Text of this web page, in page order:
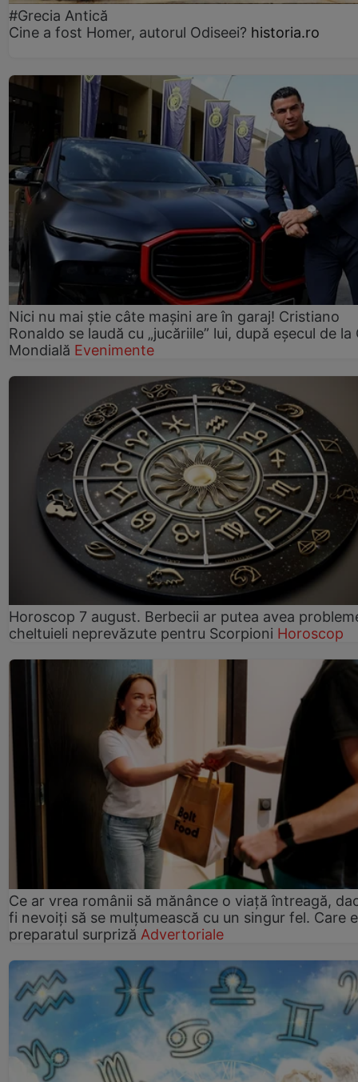
#Grecia Antică
Cine a fost Homer, autorul Odiseei? historia.ro
Nici nu mai știe câte mașini are în garaj! Cristiano
Ronaldo se laudă cu „jucăriile” lui, după eșecul de la
Mondială Evenimente
Horoscop 7 august. Berbecii ar putea avea
cheltuieli neprevăzute pentru Scorpioni Horoscop
Ce ar vrea românii să mănânce o viață întreagă,
fi nevoiți să se mulțumească cu un singur fel. Care e
preparatul surpriză Advertoriale